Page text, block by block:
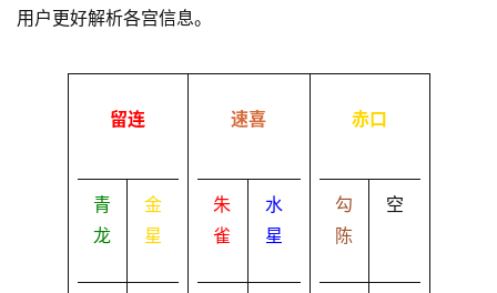
用户更好解析各宫信息。
留连
青
龙
金
星
速喜
朱
雀
水
星
赤口
勾
陈
空